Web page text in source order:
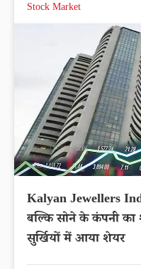
Stock Market
Kalyan Jewellers
बल्कि सोने के कंपनी का
सुर्खियों में आया शेयर